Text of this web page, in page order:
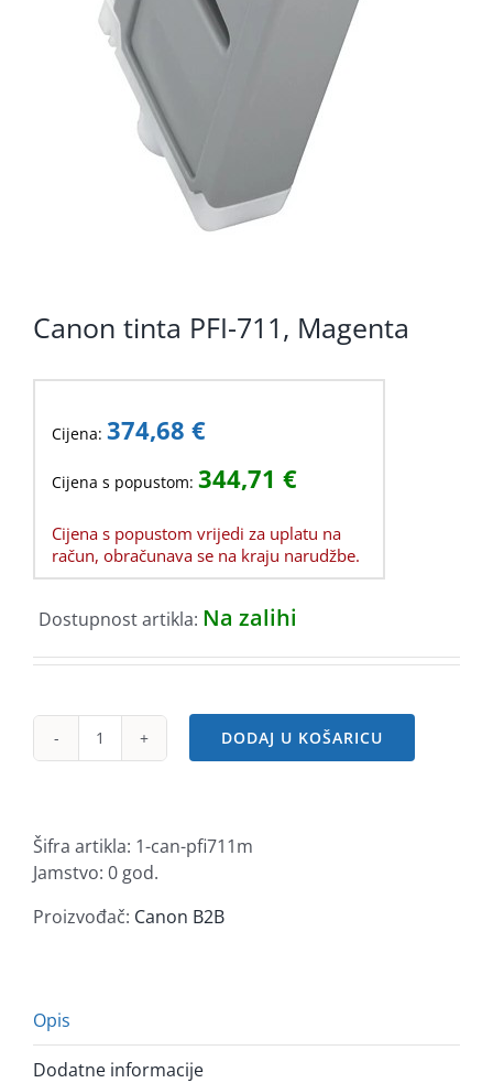
POTROŠAČKA ELEKTRONIKA
Canon tinta PFI-711, Magenta
Cijena: 374,68 €
Cijena s popustom: 344,71 €
Cijena s popustom vrijedi za uplatu na
račun, obračunava se na kraju narudžbe.
Dostupnost artikla: Na zalihi
Canon
Magenta
količina
DODAJ U KOŠARICU
Šifra artikla: 1-can-pfi711m
Jamstvo: 0 god.
Proizvođač: Canon B2B
Opis
Dodatne informacije